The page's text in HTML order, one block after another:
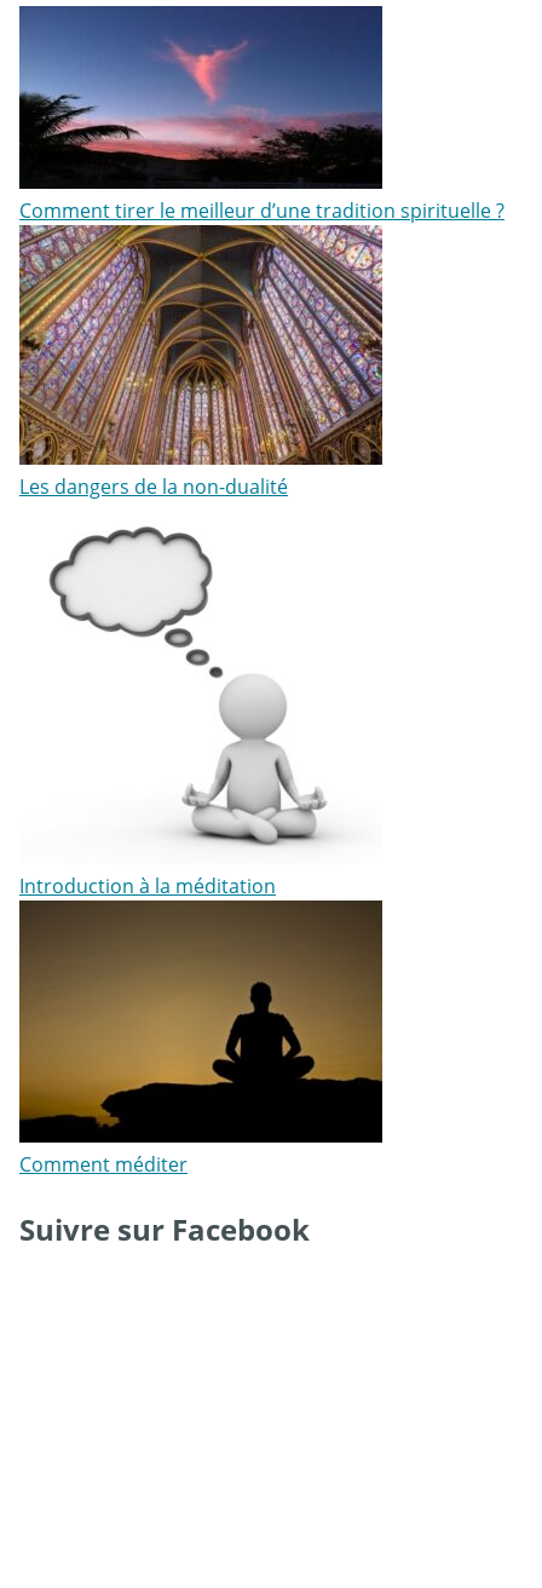
Comment tirer le meilleur d’une tradition spirituelle ?
Les dangers de la non-dualité
Introduction à la méditation
Comment méditer
Suivre sur Facebook